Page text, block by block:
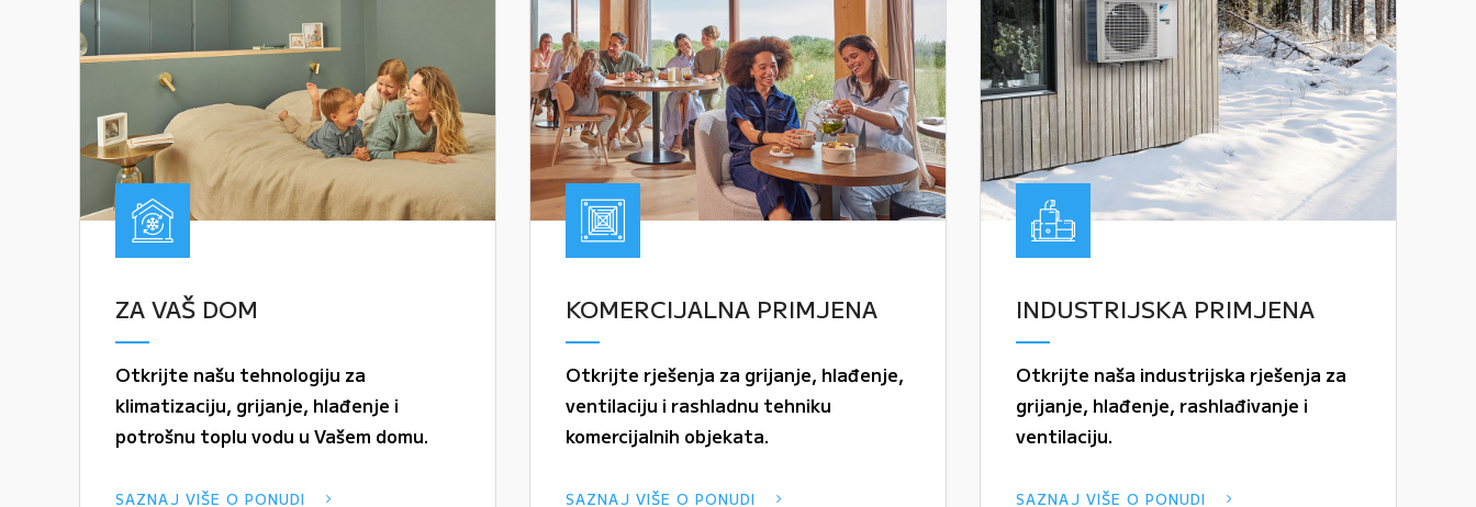
ZA VAŠ DOM
Otkrijte našu tehnologiju za
klimatizaciju, grijanje, hlađenje i
potrošnu toplu vodu u Vašem domu.
SAZNAJ VIŠE O PONUDI
KOMERCIJALNA PRIMJENA
Otkrijte rješenja za grijanje, hlađenje,
ventilaciju i rashladnu tehniku
komercijalnih objekata.
SAZNAJ VIŠE O PONUDI
INDUSTRIJSKA PRIMJENA
Otkrijte naša industrijska rješenja za
grijanje, hlađenje, rashlađivanje i
ventilaciju.
SAZNAJ VIŠE O PONUDI